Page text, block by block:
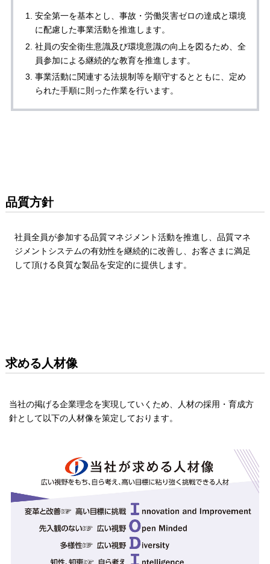
安全第一を基本とし、事故・労働災害ゼロの達成と環境
に配慮した事業活動を推進します。
社員の安全衛生意識及び環境意識の向上を図るため、全
員参加による継続的な教育を推進します。
事業活動に関連する法規制等を順守するとともに、定め
られた手順に則った作業を行います。
品質方針
社員全員が参加する品質マネジメント活動を推進し、品質マネ
ジメントシステムの有効性を継続的に改善し、お客さまに満足
して頂ける良質な製品を安定的に提供します。
求める人材像
当社の掲げる企業理念を実現していくため、人材の採用・育成方
針として以下の人材像を策定しております。